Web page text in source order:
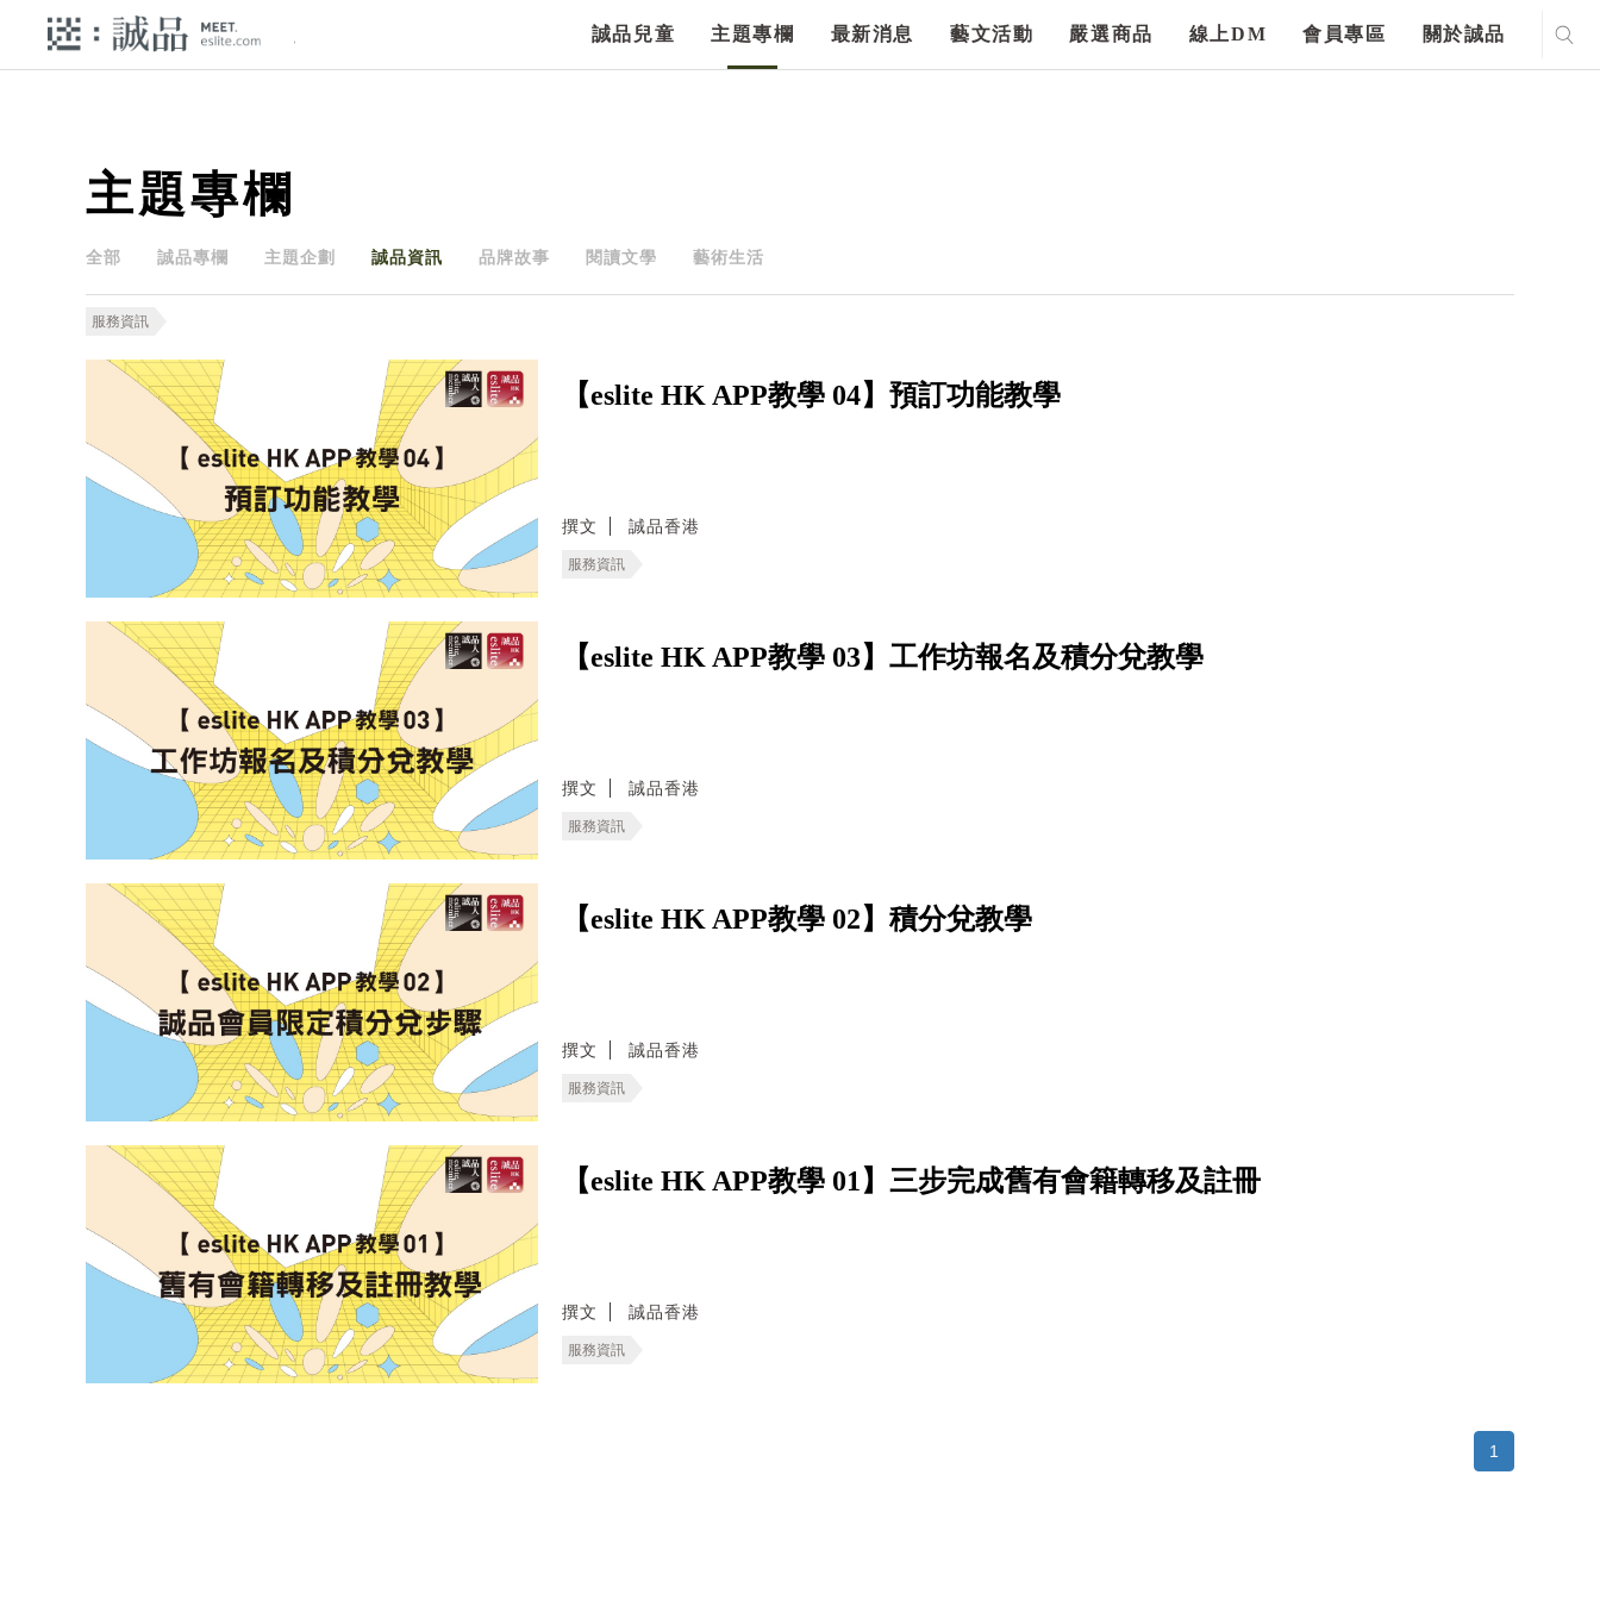
誠品兒童 主題專欄 最新消息 藝文活動 嚴選商品 線上DM 會員專區 關於誠品
主題專欄
全部 誠品專欄 主題企劃 誠品資訊 品牌故事 閱讀文學 藝術生活
服務資訊
【eslite HK APP教學 04】預訂功能教學
撰文 誠品香港
服務資訊
【eslite HK APP教學 03】工作坊報名及積分兌教學
撰文 誠品香港
服務資訊
【eslite HK APP教學 02】積分兌教學
撰文 誠品香港
服務資訊
【eslite HK APP教學 01】三步完成舊有會籍轉移及註冊
撰文 誠品香港
服務資訊
1